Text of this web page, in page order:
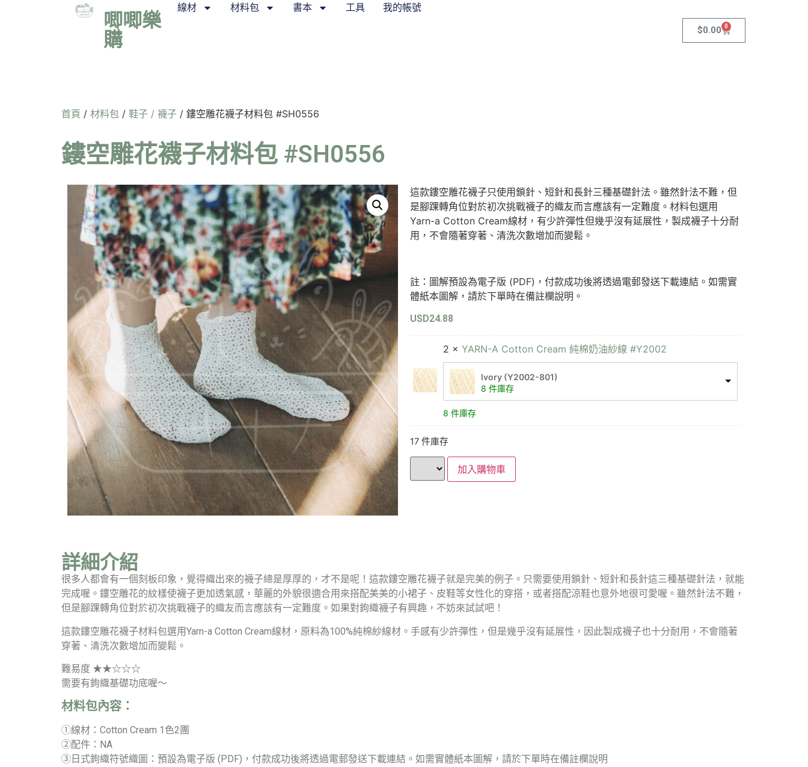
唧唧樂
購
線材 材料包 書本 工具 我的帳號
$0.00 0
首頁 / 材料包 / 鞋子 / 襪子 / 鏤空雕花襪子材料包 #SH0556
鏤空雕花襪子材料包 #SH0556
這款鏤空雕花襪子只使用鎖針、短針和長針三種基礎針法。雖然針法不難，但
是腳踝轉角位對於初次挑戰襪子的織友而言應該有一定難度。材料包選用
Yarn-a Cotton Cream線材，有少許彈性但幾乎沒有延展性，製成襪子十分耐
用，不會隨著穿著、清洗次數增加而變鬆。
註：圖解預設為電子版 (PDF)，付款成功後將透過電郵發送下載連結。如需實
體紙本圖解，請於下單時在備註欄說明。
USD24.88
2 × YARN-A Cotton Cream 純棉奶油紗線 #Y2002
lvory (Y2002-801)
8 件庫存
8 件庫存
17 件庫存
加入購物車
詳細介紹
很多人都會有一個刻板印象，覺得織出來的襪子總是厚厚的，才不是呢！這款鏤空雕花襪子就是完美的例子。只需要使用鎖針、短針和長針這三種基礎針法，就能
完成喔。鏤空雕花的紋樣使襪子更加透氣感，華麗的外貌很適合用來搭配美美的小裙子、皮鞋等女性化的穿搭，或者搭配涼鞋也意外地很可愛喔。雖然針法不難，
但是腳踝轉角位對於初次挑戰襪子的織友而言應該有一定難度。如果對鉤織襪子有興趣，不妨來試試吧！
這款鏤空雕花襪子材料包選用Yarn-a Cotton Cream線材，原料為100%純棉紗線材。手感有少許彈性，但是幾乎沒有延展性，因此製成襪子也十分耐用，不會隨著
穿著、清洗次數增加而變鬆。
難易度 ★★☆☆☆
需要有鉤織基礎功底喔～
材料包內容：
①線材：Cotton Cream 1色2團
②配件：NA
③日式鉤織符號織圖：預設為電子版 (PDF)，付款成功後將透過電郵發送下載連結。如需實體紙本圖解，請於下單時在備註欄說明